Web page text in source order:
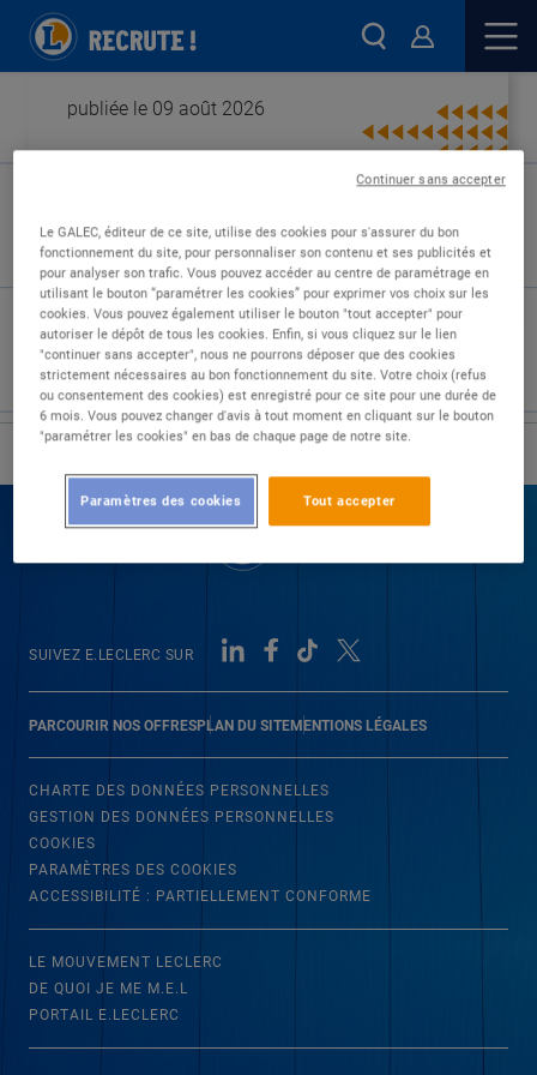
publiée le 09 août 2026
Type de contrat :
Expérience :
Études :
PARCOURIR NOS OFFRESPLAN DU SITEMENTIONS LÉGALES
SUIVEZ E.LECLERC SUR
CHARTE DES DONNÉES PERSONNELLES
GESTION DES DONNÉES PERSONNELLES
COOKIES
PARAMÈTRES DES COOKIES
ACCESSIBILITÉ : PARTIELLEMENT CONFORME
LE MOUVEMENT LECLERC
DE QUOI JE ME M.E.L
PORTAIL E.LECLERC
Le GALEC, éditeur de ce site, utilise des cookies pour s'assurer du bon
fonctionnement du site, pour personnaliser son contenu et ses publicités et
pour analyser son trafic. Vous pouvez accéder au centre de paramétrage en
utilisant le bouton “paramétrer les cookies” pour exprimer vos choix sur les
cookies. Vous pouvez également utiliser le bouton "tout accepter" pour
autoriser le dépôt de tous les cookies. Enfin, si vous cliquez sur le lien
"continuer sans accepter", nous ne pourrons déposer que des cookies
strictement nécessaires au bon fonctionnement du site. Votre choix (refus
ou consentement des cookies) est enregistré pour ce site pour une durée de
6 mois. Vous pouvez changer d'avis à tout moment en cliquant sur le bouton
"paramétrer les cookies" en bas de chaque page de notre site.
Tout accepter
Paramètres des cookies
Continuer sans accepter